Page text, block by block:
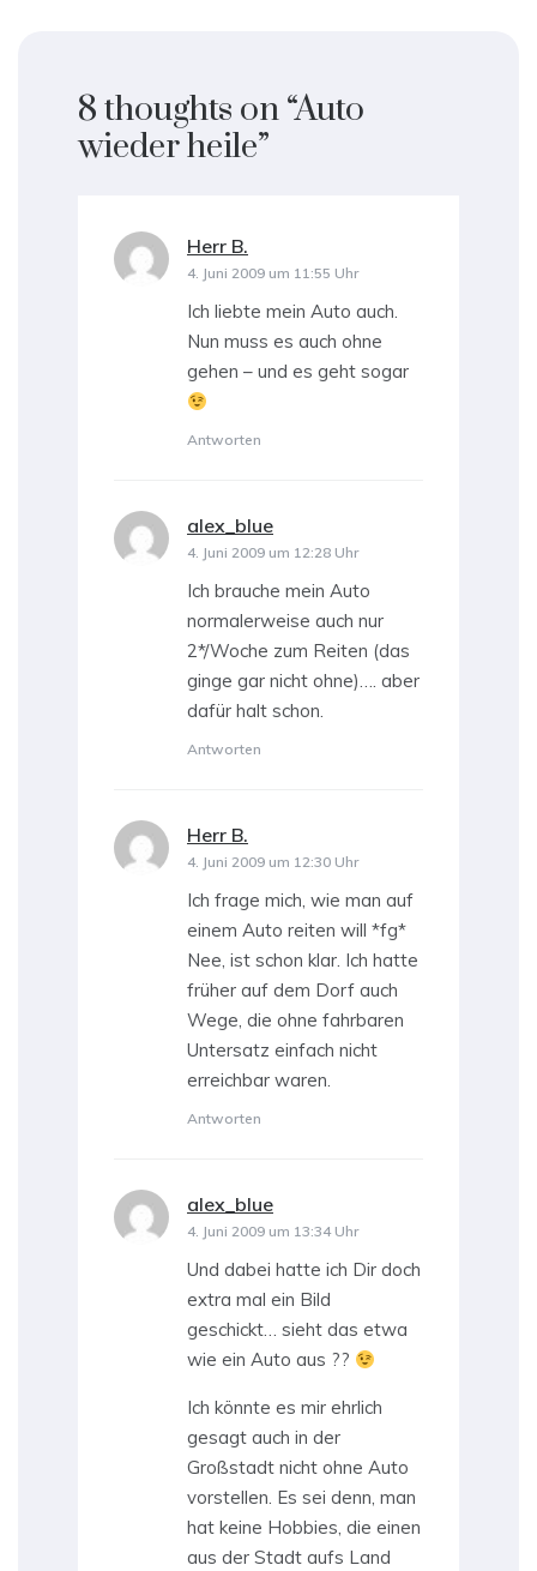
8 thoughts on “Auto
wieder heile”
Herr B.
4. Juni 2009 um 11:55 Uhr
Ich liebte mein Auto auch.
Nun muss es auch ohne
gehen – und es geht sogar
Antworten
alex_blue
4. Juni 2009 um 12:28 Uhr
Ich brauche mein Auto
normalerweise auch nur
2*/Woche zum Reiten (das
ginge gar nicht ohne)…. aber
dafür halt schon.
Antworten
Herr B.
4. Juni 2009 um 12:30 Uhr
Ich frage mich, wie man auf
einem Auto reiten will *fg*
Nee, ist schon klar. Ich hatte
früher auf dem Dorf auch
Wege, die ohne fahrbaren
Untersatz einfach nicht
erreichbar waren.
Antworten
alex_blue
4. Juni 2009 um 13:34 Uhr
Und dabei hatte ich Dir doch
extra mal ein Bild
geschickt… sieht das etwa
wie ein Auto aus ??
Ich könnte es mir ehrlich
gesagt auch in der
Großstadt nicht ohne Auto
vorstellen. Es sei denn, man
hat keine Hobbies, die einen
aus der Stadt aufs Land